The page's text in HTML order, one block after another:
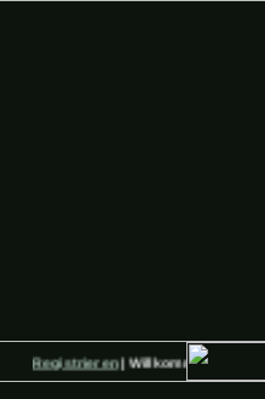
Registrieren| Willkommen auf